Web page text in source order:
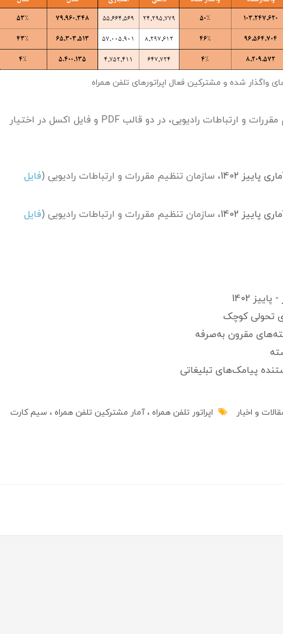
واگذار شده و مشترکین فعال اپراتورهای تلفن همراه
مستند فصل نامه آماری سازمان تنظیم مقررات و ارتباطات رادیویی، در دو قالب PDF و فایل اکسل در اختیار
1402 ، سازمان تنظیم مقررات و ارتباطات رادیویی (فایل
1402 ، سازمان تنظیم مقررات و ارتباطات رادیویی (فایل
1402
تحولی کوچک
مقرون به‌صرفه
پیامک‌های تبلیغاتی
و اخبار اپراتور تلفن همراه آمار مشترکین تلفن همراه
سیم کارت